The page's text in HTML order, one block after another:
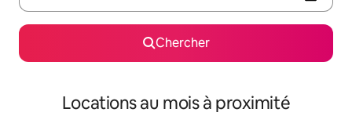
Chercher
Locations au mois à proximité